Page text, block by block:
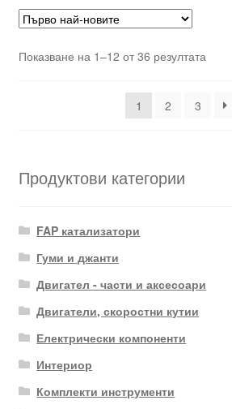
Показване на 1–12 от 36 резултатаSorted
1
2 3
Продуктови категории
FAP катализатори
Гуми и джанти
Двигател - части и аксесоари
Двигатели, скоростни кутии
Електрически компоненти
Интериор
Комплекти инструменти